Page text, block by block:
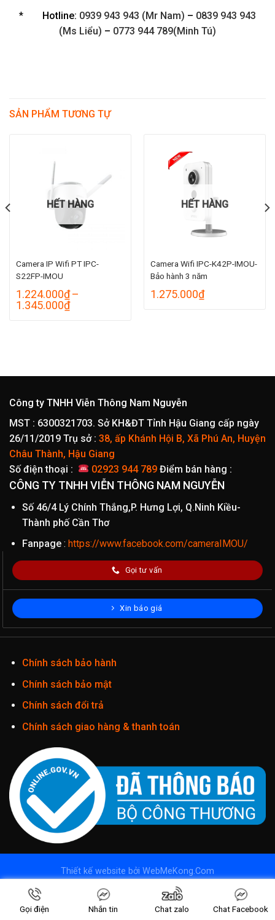
* Hotline: 0939 943 943 (Mr Nam) – 0839 943 943
(Ms Liểu) – 0773 944 789(Minh Tú)
SẢN PHẨM TƯƠNG TỰ
HẾT HÀNG
Camera IP Wifi PT IPC-
S22FP-IMOU
1.224.000₫ –
1.345.000₫Khoảng
HẾT HÀNG
Camera Wifi IPC-K42P-IMOU-
Bảo hành 3 năm
1.275.000₫
Công ty TNHH Viễn Thông Nam Nguyễn
MST : 6300321703. Sở KH&ĐT Tỉnh Hậu Giang cấp ngày
26/11/2019 Trụ sở : 38, ấp Khánh Hội B, Xã Phú An, Huyện
Châu Thành, Hậu Giang
Số điện thoại :
02923 944 789 Điểm bán hàng :
CÔNG TY TNHH VIỄN THÔNG NAM NGUYỄN
Số 46/4 Lý Chính Thắng,P. Hưng Lợi, Q.Ninh Kiều-
Thành phố Cần Thơ
Fanpage: https://www.facebook.com/cameraIMOU/
Gọi tư vấn
Xin báo giá
Chính sách bảo hành
Chính sách bảo mật
Chính sách đổi trả
Chính sách giao hàng & thanh toán
Thiết kế website bởi WebMeKong.Com
Copyright 2026 ©
Camera Imou - Camera wifi Imou
| Phân phối
camera Imou
Gọi điện Nhắn tin Chat zalo Chat Facebook